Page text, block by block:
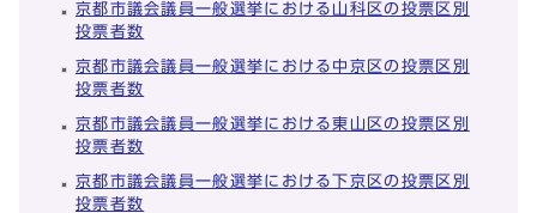
京都市議会議員一般選挙における山科区の投票区別
投票者数
京都市議会議員一般選挙における中京区の投票区別
投票者数
京都市議会議員一般選挙における東山区の投票区別
投票者数
京都市議会議員一般選挙における下京区の投票区別
投票者数